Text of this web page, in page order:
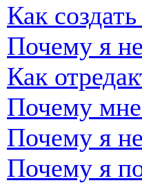
Как
Почему я
Как
Почему
Почему я
Почему я